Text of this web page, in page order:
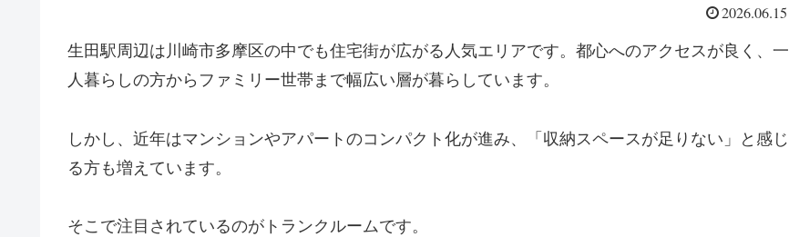
2026.06.15
生田駅周辺は川崎市多摩区の中でも住宅街が広がる人気エリアです。都心へのアクセスが良く、一
人暮らしの方からファミリー世帯まで幅広い層が暮らしています。
しかし、近年はマンションやアパートのコンパクト化が進み、「収納スペースが足りない」と感じ
る方も増えています。
そこで注目されているのがトランクルームです。